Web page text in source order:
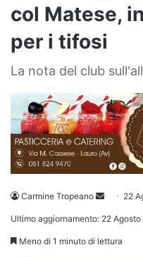
col Matese,
per i tifosi
La nota del club
Carmine Tropeano
Invia 22
Ultimo aggiornamento: 22
Meno di 1 minuto di lettura